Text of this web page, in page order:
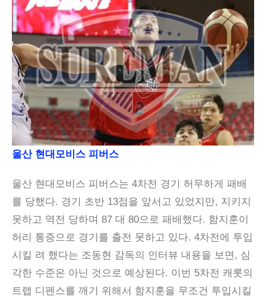
울산 현대모비스 피버스
울산 현대모비스 피버스는 4차전 경기 허무하게 패배
를 당했다. 경기 초반 13점을 앞서고 있었지만, 지키지
못하고 역전 당하며 87 대 80으로 패배했다. 함지훈이
허리 통증으로 경기를 출전 못하고 있다. 4차전에 투입
시킬 려 했다는 조동현 감독의 인터뷰 내용을 보면, 심
각한 수준은 아닌 것으로 예상된다. 이번 5차전 캐롯의
트랩 디펜스를 깨기 위해서 함지훈을 무조건 투입시킬